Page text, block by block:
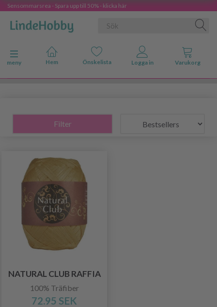
Sensommarsrea - Spara upp till 50% - klicka här
Ändra navigering
meny
Filter
NATURAL CLUB RAFFIA
100% Träfiber
72.95 SEK